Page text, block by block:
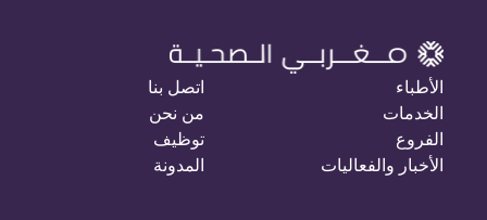
الأطباء
الخدمات
الفروع
الأخبار والفعاليات
اتصل بنا
من نحن
توظيف
المدونة